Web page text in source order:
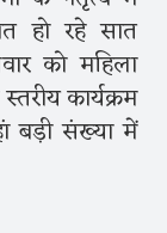
हो रहे सात
को महिला
कार्यक्रम
बड़ी संख्या में